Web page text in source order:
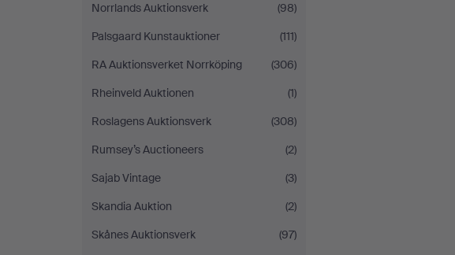
Norrlands Auktionsverk
(98)
Palsgaard Kunstauktioner
(111)
RA Auktionsverket Norrköping
(306)
Rheinveld Auktionen
(1)
Roslagens Auktionsverk
(308)
Rumsey’s Auctioneers
(2)
Sajab Vintage
(3)
Skandia Auktion
(2)
Skånes Auktionsverk
(97)